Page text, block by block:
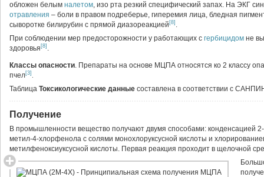
обложен белым налетом, изо рта резкий специфический запах. На ЭКГ
отравления – боли в правом подреберье, гиперемия лица, бледная
сыворотке билирубин с прямой диазореакцией [8] .
При соблюдении мер предосторожности у работающих с гербицидом не
здоровья [8] .
Классы опасности. Препараты на основе МЦПА относятся ко 2 классу
пчел[3]
Таблица Токсикологические данные составлена в соответствии с
Получение
В промышленности вещество получают двумя способами: конденсацией 2-
метил-4-хлорфенола с солями монохлоруксусной кислоты и
метилфеноксиуксусной кислоты. Первая реакция проходит в щелочной